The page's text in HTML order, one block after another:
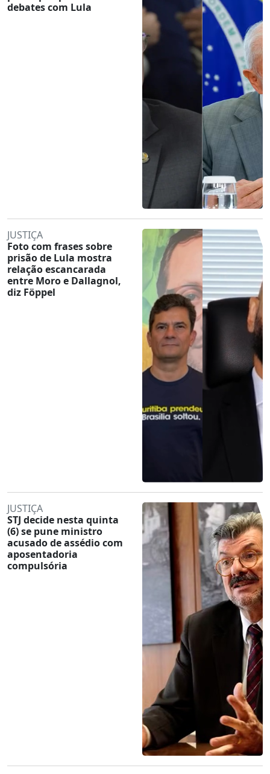
debates com Lula
JUSTIÇA
Foto com frases sobre
prisão de Lula mostra
relação escancarada
entre Moro e Dallagnol,
diz Föppel
JUSTIÇA
STJ decide nesta quinta
(6) se pune ministro
acusado de assédio com
aposentadoria
compulsória